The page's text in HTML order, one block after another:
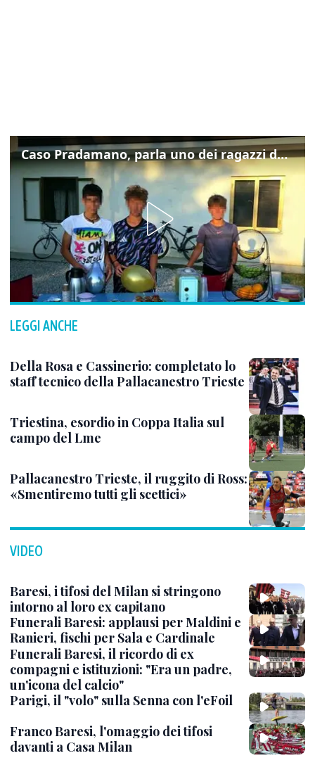
Caso Pradamano, parla uno dei ragazzi denunciati per la limonata: "Volevo anche aiutare i miei"
LEGGI ANCHE
Della Rosa e Cassinerio: completato lo
staff tecnico della Pallacanestro Trieste
Triestina, esordio in Coppa Italia sul
campo del Lme
Pallacanestro Trieste, il ruggito di Ross:
«Smentiremo tutti gli scettici»
VIDEO
Baresi, i tifosi del Milan si stringono
intorno al loro ex capitano
Funerali Baresi: applausi per Maldini e
Ranieri, fischi per Sala e Cardinale
Funerali Baresi, il ricordo di ex
compagni e istituzioni: "Era un padre,
un'icona del calcio"
Parigi, il "volo" sulla Senna con l'eFoil
Franco Baresi, l'omaggio dei tifosi
davanti a Casa Milan